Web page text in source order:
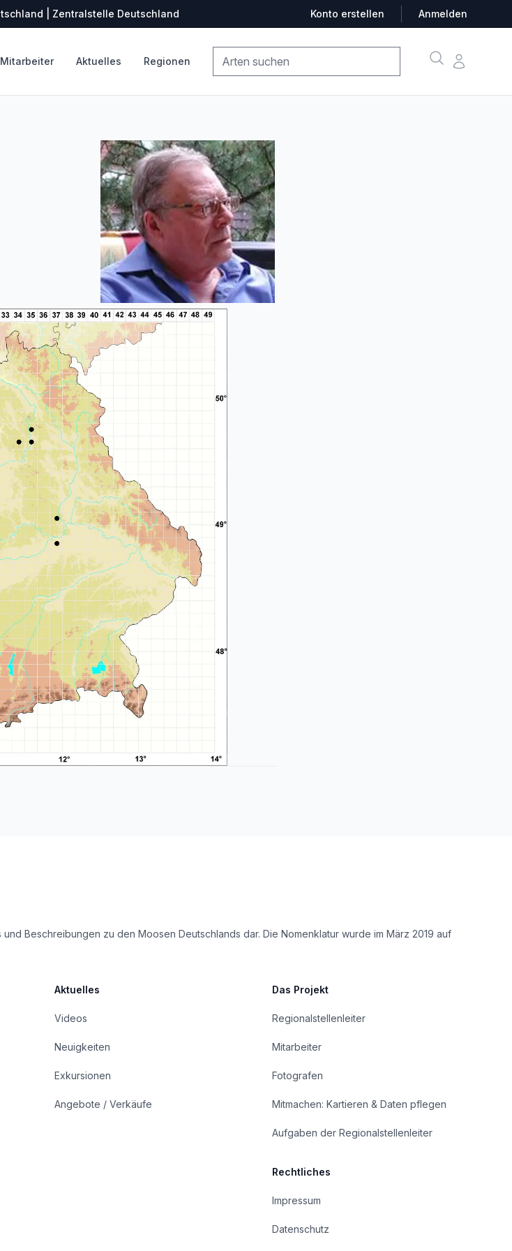
| Zentralstelle Deutschland Konto erstellen Anmelden
Mitarbeiter Aktuelles Regionen SucheKonto
Beschreibungen zu den Moosen Deutschlands dar. Die Nomenklatur wurde im März 2019 auf
Aktuelles
Videos
Neuigkeiten
Exkursionen
Angebote / Verkäufe
Das Projekt
Regionalstellenleiter
Mitarbeiter
Fotografen
Mitmachen: Kartieren & Daten pflegen
Aufgaben der Regionalstellenleiter
Rechtliches
Impressum
Datenschutz